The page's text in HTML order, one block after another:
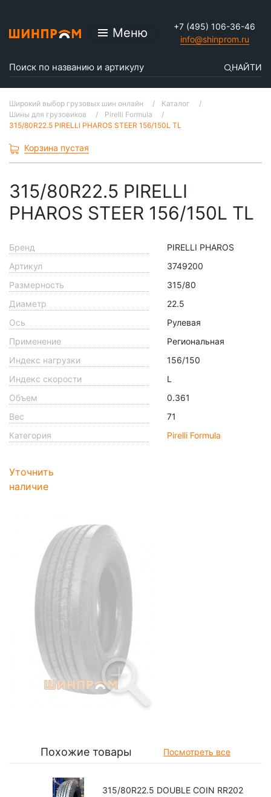
Меню
+7 (495) 106-36-46
info@shinprom.ru
НАЙТИ
Широкий выбор грузовых шин онлайн
Каталог
Шины для грузовиков
Pirelli Formula
315/80R22.5 PIRELLI PHAROS STEER 156/150L TL
Корзина пустая
315/80R22.5 PIRELLI
PHAROS STEER 156/150L TL
Бренд
PIRELLI PHAROS
Артикул
3749200
Размерность
315/80
Диаметр
22.5
Ось
Рулевая
Применение
Региональная
Индекс нагрузки
156/150
Индекс скорости
L
Объем
0.361
Вес
71
Категория
Pirelli Formula
Уточнить
наличие
Похожие товары Посмотреть все
315/80R22.5 DOUBLE COIN RR202